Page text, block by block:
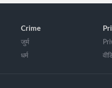
Crime
जुर्म
धर्म